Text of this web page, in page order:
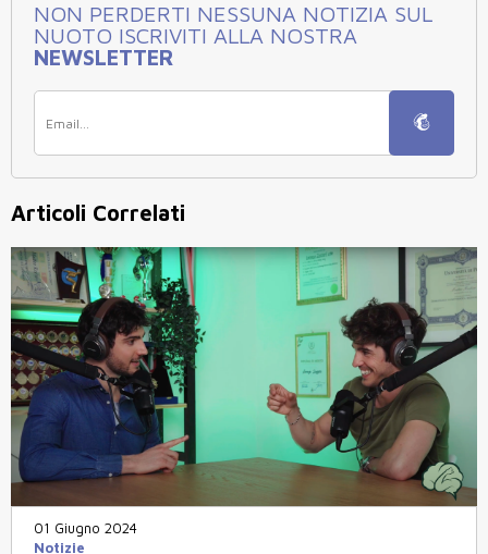
NON PERDERTI NESSUNA NOTIZIA SUL
NUOTO ISCRIVITI ALLA NOSTRA
NEWSLETTER
Articoli Correlati
01 Giugno 2024
Notizie